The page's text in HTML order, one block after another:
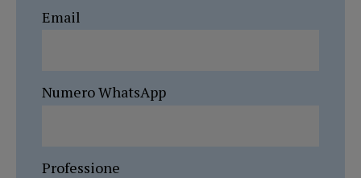
Email
Numero WhatsApp
Professione